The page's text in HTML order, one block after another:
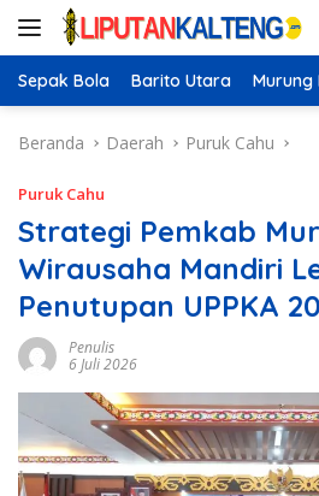
Langsung
Sepak Bola Barito Utara Murung
Beranda Daerah Puruk Cahu
Puruk Cahu
Strategi Pemkab
Wirausaha Mandiri
Penutupan UPPKA
Penulis
6 Juli 2026